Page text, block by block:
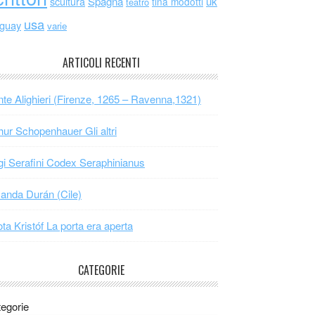
usa varie
ARTICOLI RECENTI
Alighieri (Firenze, 1265 – Ravenna,1321)
Schopenhauer Gli altri
Serafini Codex Seraphinianus
Durán (Cile)
Kristóf La porta era aperta
CATEGORIE